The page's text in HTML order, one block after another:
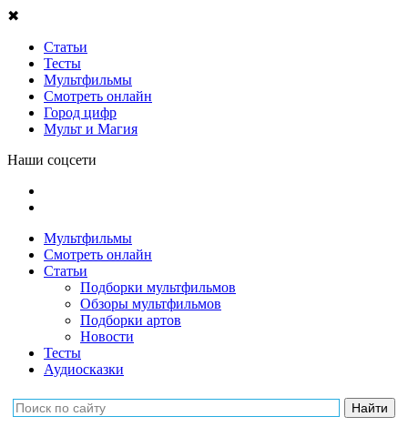
✖
Статьи
Тесты
Мультфильмы
Смотреть онлайн
Город цифр
Мульт и Магия
Наши соцсети
Мультфильмы
Смотреть онлайн
Статьи
Подборки мультфильмов
Обзоры мультфильмов
Подборки артов
Новости
Тесты
Аудиосказки